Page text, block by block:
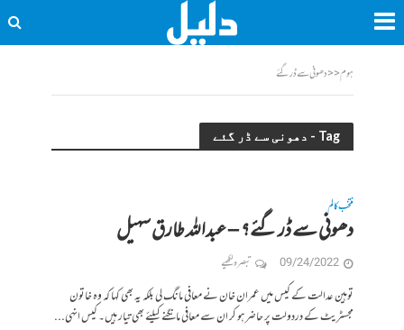
ہوم<<دھونی سے ڈر گئے
Tag - دھونی سے ڈر گئے
منتخب کالم
دھونی سے ڈر گئے؟ – عبداللہ طارق سہیل
09/24/2022 تبصرہ لکھیے
توہین عدالت کے کیس میں عمران خان نے معافی مانگ لی بلکہ یہ بھی کہا کہ وہ خاتون
مجسٹریٹ کے دردولت پر حاضر ہو کر ان سے معافی مانگنے کیلئے بھی تیار ہیں۔ کیس انہی...